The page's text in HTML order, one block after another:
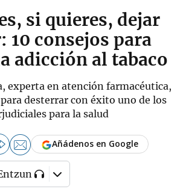
si quieres, dejar
10 consejos para
adicción al tabaco
experta en atención farmacéutica,
desterrar con éxito uno de los
para la salud
Añádenos en Google